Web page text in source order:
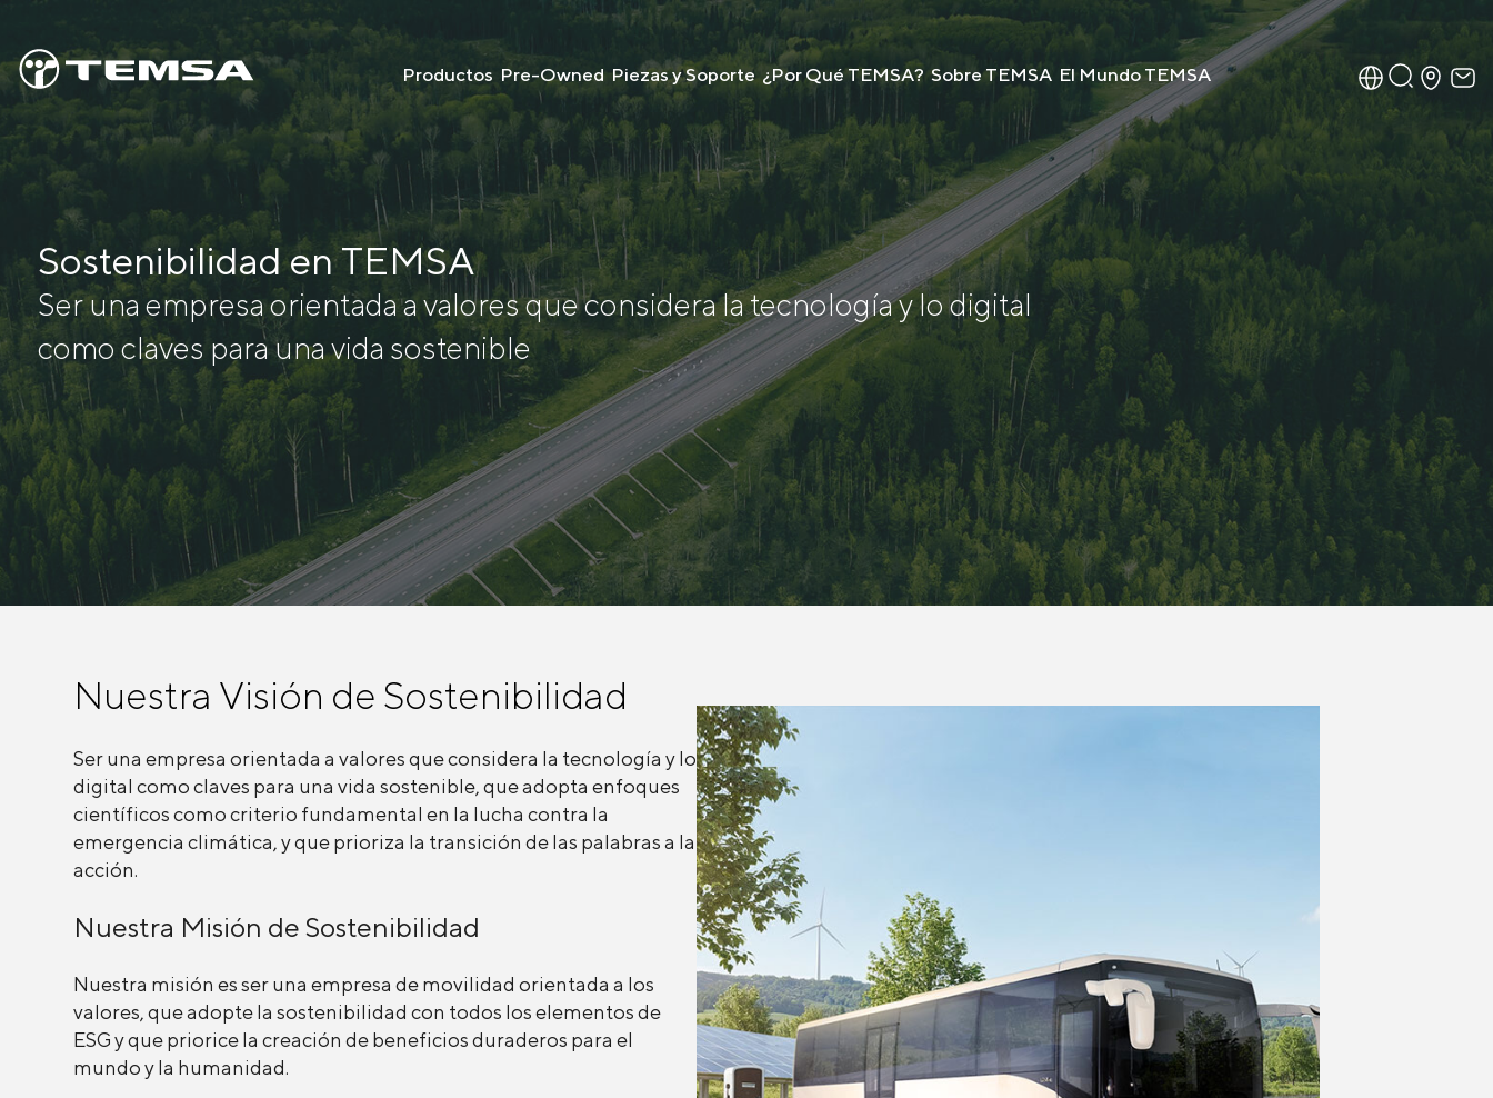
Productos Pre-Owned Piezas y Soporte ¿Por Qué TEMSA? Sobre TEMSA El Mundo TEMSA
Sostenibilidad en TEMSA
Ser una empresa orientada a valores que considera la tecnología y lo digital
como claves para una vida sostenible
Nuestra Visión de Sostenibilidad
Ser una empresa orientada a valores que considera la tecnología y lo
digital como claves para una vida sostenible, que adopta enfoques
científicos como criterio fundamental en la lucha contra la
emergencia climática, y que prioriza la transición de las palabras a la
acción.
Nuestra Misión de Sostenibilidad
Nuestra misión es ser una empresa de movilidad orientada a los
valores, que adopte la sostenibilidad con todos los elementos de
ESG y que priorice la creación de beneficios duraderos para el
mundo y la humanidad.